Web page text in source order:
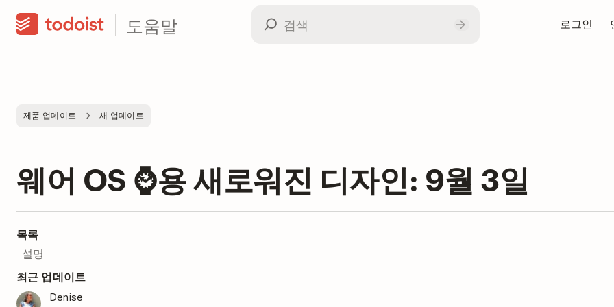
도움말 로그인
제품 업데이트 새 업데이트
웨어 OS ⌚용 새로워진 디자인: 9월 3일
목록
설명
최근 업데이트
Denise